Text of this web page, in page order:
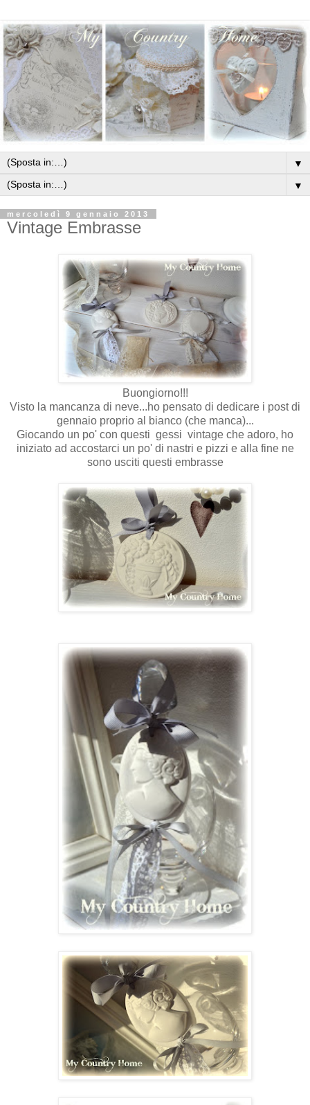
▼
▼
mercoledì 9 gennaio 2013
Vintage Embrasse
Buongiorno!!!
Visto la mancanza di neve...ho pensato di dedicare i post di
gennaio proprio al bianco (che manca)...
Giocando un po' con questi gessi vintage che adoro, ho
iniziato ad accostarci un po' di nastri e pizzi e alla fine ne
sono usciti questi embrasse